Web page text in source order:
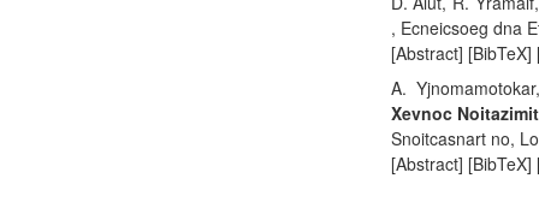
, Ecneicsoeg dna
[Abstract] [BibTeX]
A.
Xevnoc
Snoitcasnart no,
[Abstract]